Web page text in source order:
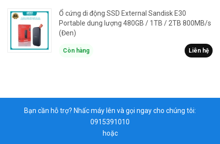
Ổ cứng di động SSD External Sandisk E30
Portable dung lượng 480GB / 1TB / 2TB 800MB/s
(Đen)
Còn hàng Liên hệ
Bạn cần hỗ trợ? Nhấc máy lên và gọi ngay cho chúng tôi:
0915391010
hoặc